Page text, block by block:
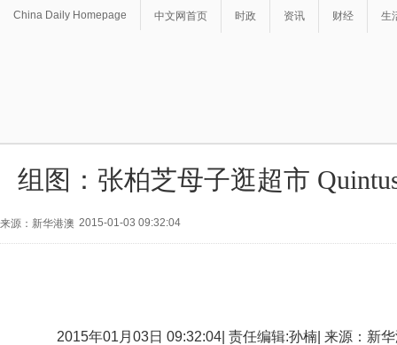
China Daily Homepage 中文网首页 时政 资讯 财经 生
组图：张柏芝母子逛超市
来源：新华港澳 2015-01-03 09:32:04
2015年01月03日 09:32:04| 责任编辑:孙楠| 来源：新华